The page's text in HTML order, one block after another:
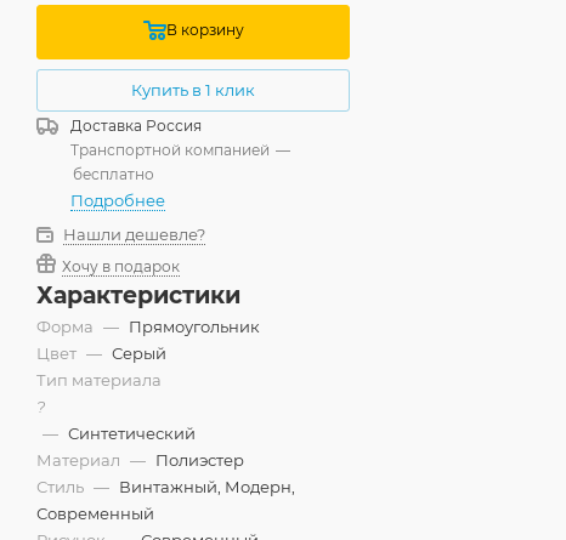
В корзину
Купить в 1 клик
Доставка Россия
Транспортной компанией —
бесплатно
Подробнее
Нашли дешевле?
Хочу в подарок
Характеристики
Форма — Прямоугольник
Цвет — Серый
Тип материала
?
— Синтетический
Материал — Полиэстер
Стиль — Винтажный, Модерн,
Современный